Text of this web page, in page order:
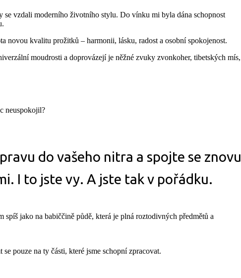
vzdali moderního životního stylu. Do vínku mi byla dána schopnost
novou kvalitu prožitků – harmonii, lásku, radost a osobní spokojenost.
moudrosti a doprovázejí je něžné zvuky zvonkoher, tibetských mís,
neuspokojil?
do vašeho nitra a spojte se znovu
I to jste vy. A jste tak v pořádku.
spíš jako na babiččině půdě, která je plná roztodivných předmětů a
pouze na ty části, které jsme schopní zpracovat.